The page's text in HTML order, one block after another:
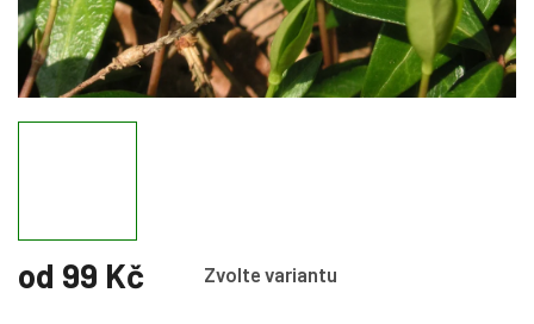
od 99 Kč Zvolte variantu